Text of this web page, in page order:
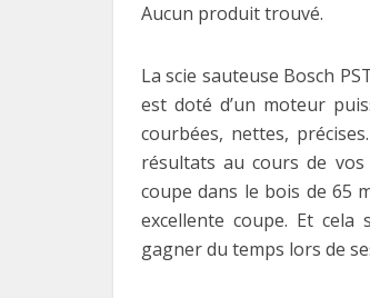
Aucun produit trouvé.
La scie sauteuse Bosch
est doté d’un moteur
courbées, nettes,
résultats au cours de
coupe dans le bois de 65
excellente coupe. Et
gagner du temps lors de